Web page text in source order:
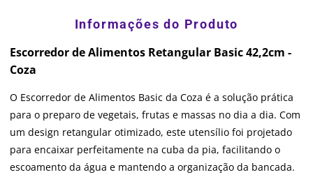
Escorredor de Alimentos Retangular Basic 42,2cm -
Coza
O Escorredor de Alimentos Basic da Coza é a solução prática
para o preparo de vegetais, frutas e massas no dia a dia. Com
um design retangular otimizado, este utensílio foi projetado
para encaixar perfeitamente na cuba da pia, facilitando o
escoamento da água e mantendo a organização da bancada.